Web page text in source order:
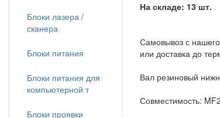
На складе: 13 шт.
Самовывоз с
или доставка до
Вал резиновый
Совместимость:
Блоки лазера /
сканера
Блоки питания
Блоки питания для
компьютерной т
Блоки проявки